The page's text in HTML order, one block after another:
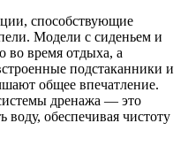
способствующие
Модели с сиденьем и
во время отдыха, а
подстаканники и
общее впечатление.
дренажа — это
обеспечивая чистоту